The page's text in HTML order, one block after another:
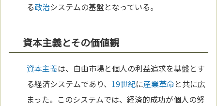
る政治システムの基盤となっている。
資本主義とその価値観
資本主義は、自由市場と個人の利益追求を基盤とす
る経済システムであり、 19世紀に産業革命と共に広
まった。このシステムでは、経済的成功が個人の努